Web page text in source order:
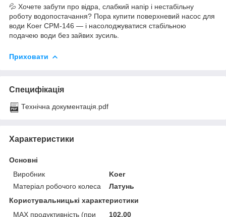
💦 Хочете забути про відра, слабкий напір і нестабільну
роботу водопостачання? Пора купити поверхневий насос для
води Koer CPM-146 — і насолоджуватися стабільною
подачею води без зайвих зусиль.
Приховати
Специфікація
Технічна документація.pdf
Характеристики
Основні
Виробник
Koer
Матеріал робочого колеса
Латунь
Користувальницькі характеристики
MAX продуктивність (при
102,00